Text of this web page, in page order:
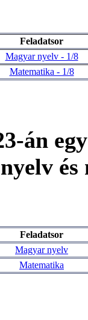
Feladatsor
Magyar nyelv - 1/8
Matematika - 1/8
án
Feladatsor
Magyar nyelv
Matematika